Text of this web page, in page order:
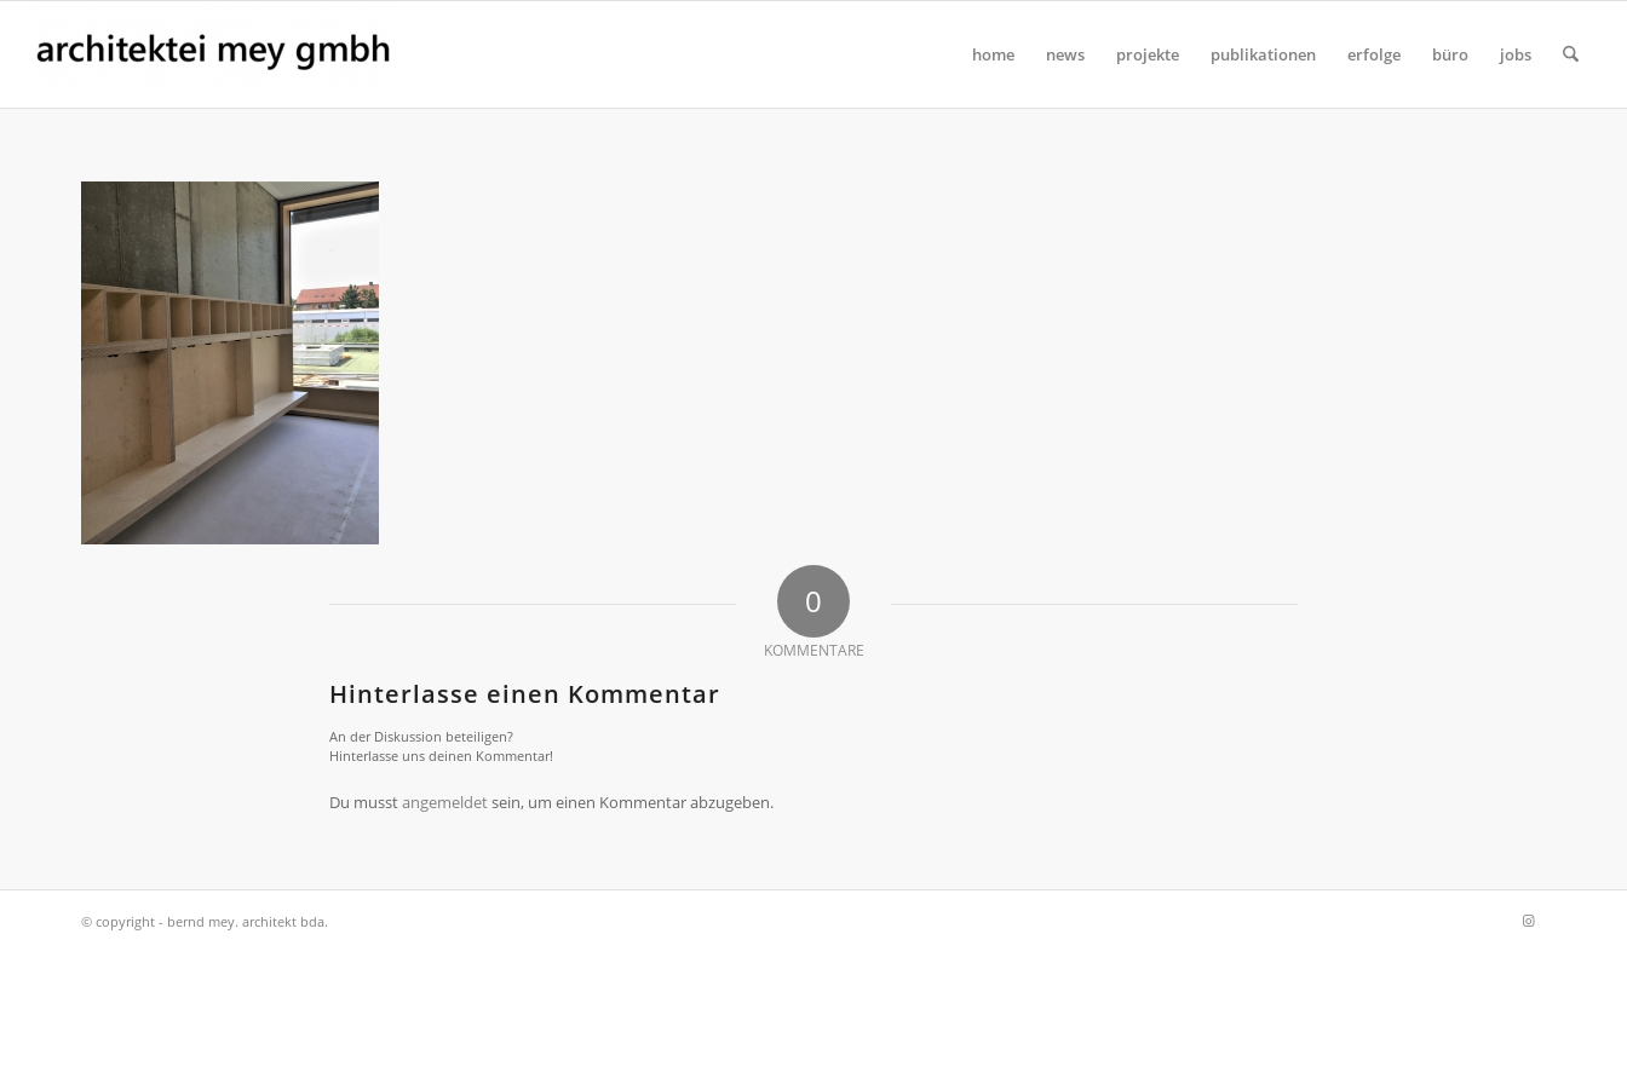
home news projekte publikationen erfolge büro jobs
0
KOMMENTARE
Hinterlasse einen Kommentar
An der Diskussion beteiligen?
Hinterlasse uns deinen Kommentar!
Du musstangemeldetsein, um einen Kommentar abzugeben.
© copyright - bernd mey. architekt bda.